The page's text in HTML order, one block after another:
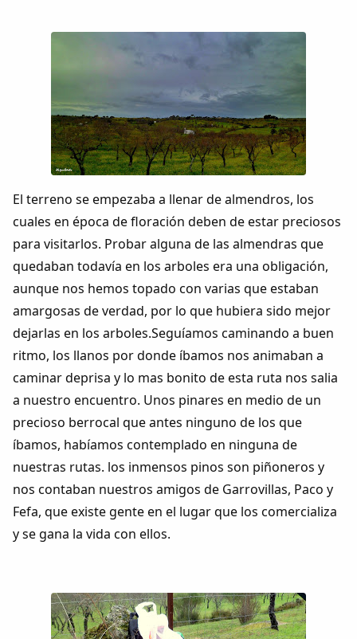
El terreno se empezaba a llenar de almendros, los
cuales en época de floración deben de estar preciosos
para visitarlos. Probar alguna de las almendras que
quedaban todavía en los arboles era una obligación,
aunque nos hemos topado con varias que estaban
amargosas de verdad, por lo que hubiera sido mejor
dejarlas en los arboles.Seguíamos caminando a buen
ritmo, los llanos por donde íbamos nos animaban a
caminar deprisa y lo mas bonito de esta ruta nos salia
a nuestro encuentro. Unos pinares en medio de un
precioso berrocal que antes ninguno de los que
íbamos, habíamos contemplado en ninguna de
nuestras rutas. los inmensos pinos son piñoneros y
nos contaban nuestros amigos de Garrovillas, Paco y
Fefa, que existe gente en el lugar que los comercializa
y se gana la vida con ellos.
Compartir en Twitter